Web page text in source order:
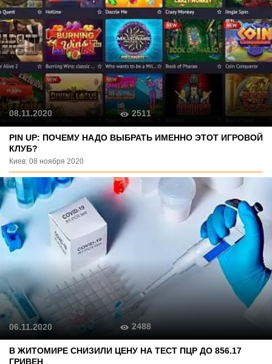
PIN UP: ПОЧЕМУ НАДО ВЫБРАТЬ ИМЕННО ЭТОТ ИГРОВОЙ
КЛУБ?
Киев: 08 ноября 2020
08.11.2020 2511
В ЖИТОМИРЕ СНИЗИЛИ ЦЕНУ НА ТЕСТ ПЦР ДО 856.17
ГРИВЕН
06.11.2020 2488